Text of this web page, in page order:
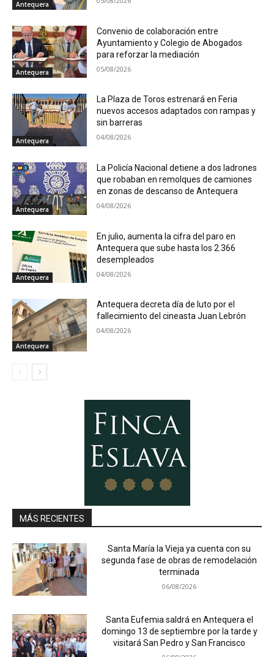
Antequera
Antequera
Convenio de colaboración entre
Ayuntamiento y Colegio de Abogados
para reforzar la mediación
05/08/2026
Antequera
La Plaza de Toros estrenará en Feria
nuevos accesos adaptados con rampas y
sin barreras
04/08/2026
Antequera
La Policía Nacional detiene a dos ladrones
que robaban en remolques de camiones
en zonas de descanso de Antequera
04/08/2026
Antequera
En julio, aumenta la cifra del paro en
Antequera que sube hasta los 2.366
desempleados
04/08/2026
Antequera
Antequera decreta día de luto por el
fallecimiento del cineasta Juan Lebrón
04/08/2026
MÁS RECIENTES
Santa María la Vieja ya cuenta con su
segunda fase de obras de remodelación
terminada
06/08/2026
Santa Eufemia saldrá en Antequera el
domingo 13 de septiembre por la tarde y
visitará San Pedro y San Francisco